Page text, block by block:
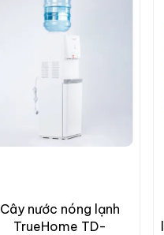
Cây nước nóng lạnh
TrueHome TD-